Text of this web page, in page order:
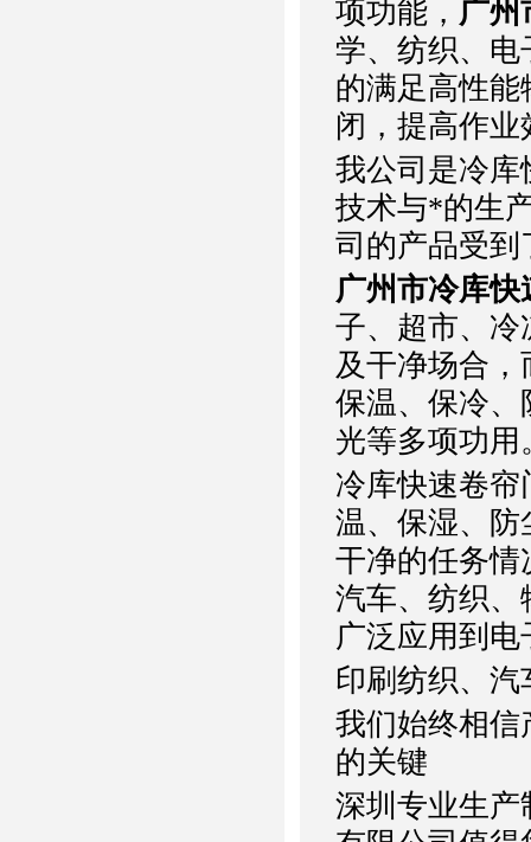
项功能， 广州
学、纺织、
的满足高性
闭，提高作
我公司是冷
技术与*的生
司的产品受
广州市冷库
子、超市、冷
及干净场合
保温、保冷、
光等多项功用
冷库快速卷
温、保湿、防
干净的任务情
汽车、纺织、
广泛应用到
印刷纺织、
我们始终相信
的关键
深圳专业生